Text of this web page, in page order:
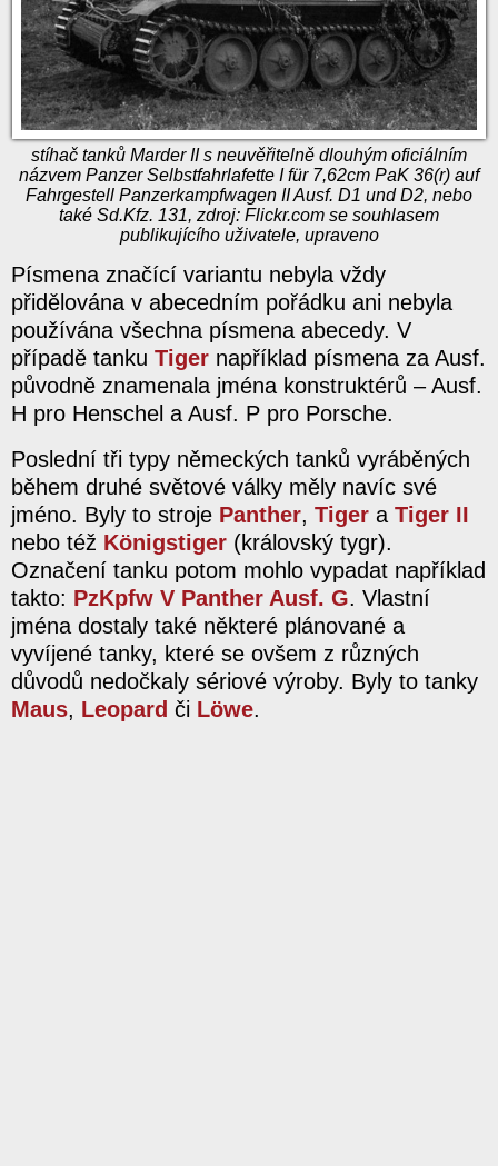
stíhač tanků Marder II s neuvěřitelně dlouhým oficiálním
názvem Panzer Selbstfahrlafette I für 7,62cm PaK 36(r) auf
Fahrgestell Panzerkampfwagen II Ausf. D1 und D2, nebo
také Sd.Kfz. 131, zdroj: Flickr.com se souhlasem
publikujícího uživatele, upraveno
Písmena značící variantu nebyla vždy
přidělována v abecedním pořádku ani nebyla
používána všechna písmena abecedy. V
případě tanku Tiger například písmena za Ausf.
původně znamenala jména konstruktérů – Ausf.
H pro Henschel a Ausf. P pro Porsche.
Poslední tři typy německých tanků vyráběných
během druhé světové války měly navíc své
jméno. Byly to stroje Panther, Tiger a Tiger II
nebo též Königstiger (královský tygr).
Označení tanku potom mohlo vypadat například
takto: PzKpfw V Panther Ausf. G. Vlastní
jména dostaly také některé plánované a
vyvíjené tanky, které se ovšem z různých
důvodů nedočkaly sériové výroby. Byly to tanky
Maus, Leopard či Löwe.